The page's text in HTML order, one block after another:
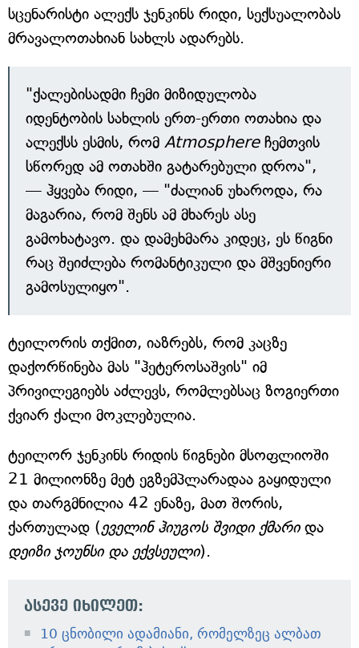
სცენარისტი ალექს ჯენკინს რიდი, სექსუალობას
მრავალოთახიან სახლს ადარებს.
"ქალებისადმი ჩემი მიზიდულობა
იდენტობის სახლის ერთ-ერთი ოთახია და
ალექსს ესმის, რომ Atmosphereჩემთვის
სწორედ ამ ოთახში გატარებული დროა",
— ჰყვება რიდი, — "ძალიან უხაროდა, რა
მაგარია, რომ შენს ამ მხარეს ასე
გამოხატავო. და დამეხმარა კიდეც, ეს წიგნი
რაც შეიძლება რომანტიკული და მშვენიერი
გამოსულიყო".
ტეილორის თქმით, იაზრებს, რომ კაცზე
დაქორწინება მას "ჰეტეროსაშვის" იმ
პრივილეგიებს აძლევს, რომლებსაც ზოგიერთი
ქვიარ ქალი მოკლებულია.
ტეილორ ჯენკინს რიდის წიგნები მსოფლიოში
21 მილიონზე მეტ ეგზემპლარადაა გაყიდული
და თარგმნილია 42 ენაზე, მათ შორის,
ქართულად (ეველინ ჰიუგოს შვიდი ქმარიდა
დეიზი ჯოუნსი და ექვსეული).
ასევე იხილეთ:
10 ცნობილი ადამიანი, რომელზეც ალბათ